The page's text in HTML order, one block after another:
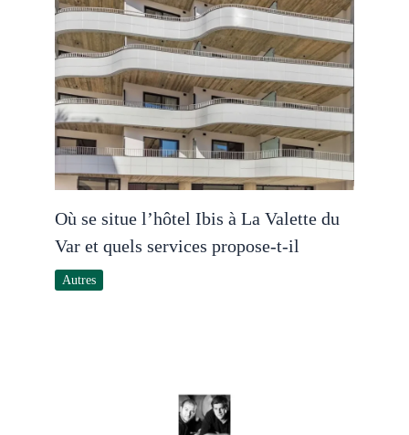
Où se situe l’hôtel Ibis à La Valette du
Var et quels services propose-t-il
Autres